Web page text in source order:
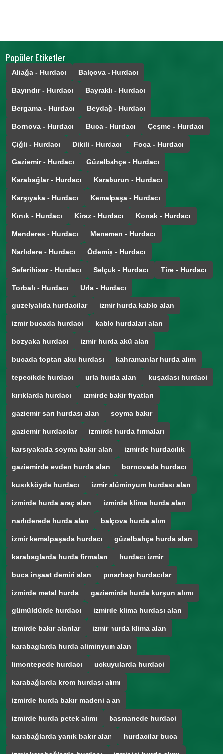
Popüler Etiketler
Aliağa - Hurdacı Balçova - Hurdacı
Bayındır - Hurdacı Bayraklı - Hurdacı
Bergama - Hurdacı Beydağ - Hurdacı
Bornova - Hurdacı Buca - Hurdacı Çeşme - Hurdacı
Çiğli - Hurdacı Dikili - Hurdacı Foça - Hurdacı
Gaziemir - Hurdacı Güzelbahçe - Hurdacı
Karabağlar - Hurdacı Karaburun - Hurdacı
Karşıyaka - Hurdacı Kemalpaşa - Hurdacı
Kınık - Hurdacı Kiraz - Hurdacı Konak - Hurdacı
Menderes - Hurdacı Menemen - Hurdacı
Narlıdere - Hurdacı Ödemiş - Hurdacı
Seferihisar - Hurdacı Selçuk - Hurdacı Tire - Hurdacı
Torbalı - Hurdacı Urla - Hurdacı
guzelyalida hurdacilar izmir hurda kablo alan
izmir bucada hurdaci kablo hurdalari alan
bozyaka hurdacı izmir hurda akü alan
bucada toptan aku hurdası kahramanlar hurda alım
tepecikde hurdacı urla hurda alan kuşadası hurdaci
kırıklarda hurdacı ızmirde bakir fiyatları
gaziemir sarı hurdası alan soyma bakır
gaziemir hurdacılar izmirde hurda fırmaları
karsıyakada soyma bakır alan izmirde hurdacılık
gaziemirde evden hurda alan bornovada hurdacı
kusıkköyde hurdacı izmir alüminyum hurdası alan
izmirde hurda araç alan izmirde klima hurda alan
narlıderede hurda alan balçova hurda alım
izmir kemalpaşada hurdacı güzelbahçe hurda alan
karabaglarda hurda firmaları hurdacı izmir
buca inşaat demiri alan pınarbaşı hurdacılar
izmirde metal hurda gaziemirde hurda kurşun alımı
gümüldürde hurdacı izmirde klima hurdası alan
izmirde bakır alanlar izmir hurda klima alan
karabaglarda hurda aliminyum alan
limontepede hurdacı uckuyularda hurdaci
karabağlarda krom hurdası alımı
izmirde hurda bakır madeni alan
izmirde hurda petek alımı basmanede hurdaci
karabağlarda yanık bakır alan hurdacilar buca